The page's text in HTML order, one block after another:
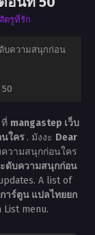
ตรูที่รัก
บความสนุกก่อน
ที่ mangastep เว็บ
ใคร . มังงะ Dear
วามสนุกก่อนใคร
ดับความสนุกก่อน
A list of
าร์ตูน แปลไทยยก
List menu.